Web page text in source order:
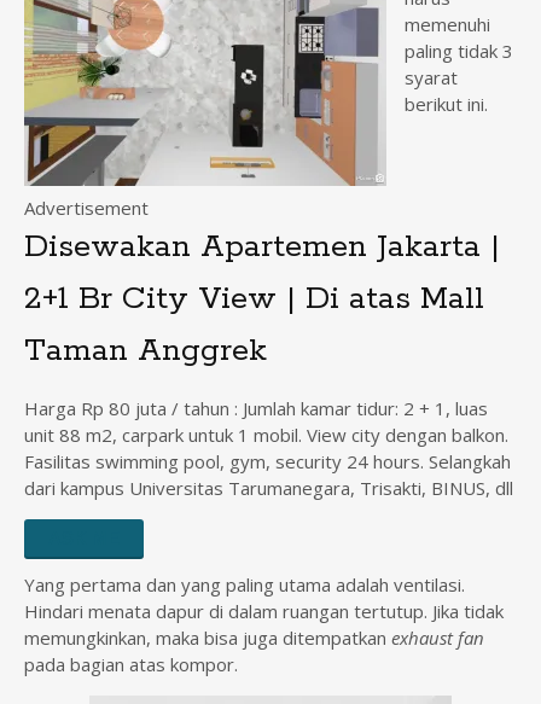
memenuhi
paling tidak 3
syarat
berikut ini.
Advertisement
Disewakan Apartemen Jakarta |
2+1 Br City View | Di atas Mall
Taman Anggrek
Harga Rp 80 juta / tahun : Jumlah kamar tidur: 2 + 1, luas
unit 88 m2, carpark untuk 1 mobil. View city dengan balkon.
Fasilitas swimming pool, gym, security 24 hours. Selangkah
dari kampus Universitas Tarumanegara, Trisakti, BINUS, dll
Yang pertama dan yang paling utama adalah ventilasi.
Hindari menata dapur di dalam ruangan tertutup. Jika tidak
memungkinkan, maka bisa juga ditempatkan exhaust fan
pada bagian atas kompor.